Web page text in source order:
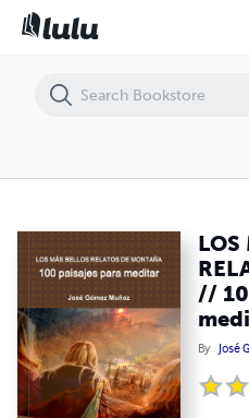
LOS
//
By José
LOS MÁS BELLOS RELATOS DE